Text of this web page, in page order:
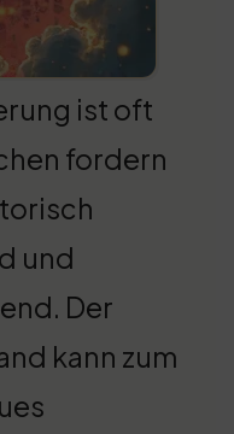
ist oft
fordern
und
Der
kann zum